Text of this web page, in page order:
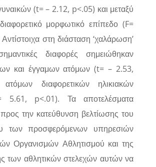
(t= – 2.12, p<.05) και μεταξύ
μορφωτικό επίπεδο (F=
στη διάσταση ‘χαλάρωση’
διαφορές σημειώθηκαν
και έγγαμων ατόμων (t= – 2.53,
διαφορετικών ηλικιακών
5.61, p<.01). Τα αποτελέσματα
την κατεύθυνση βελτίωσης του
των προσφερόμενων υπηρεσιών
Οργανισμών Αθλητισμού και της
των αθλητικών στελεχών αυτών να